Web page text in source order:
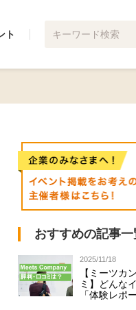
ト
おすすめの記事一
2025/11/18
【ミーツカ
ミ】どんな
「体験レポ